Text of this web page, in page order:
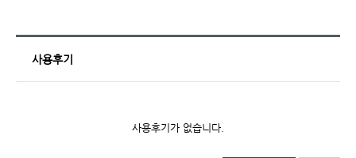
사용후기
사용후기가 없습니다.